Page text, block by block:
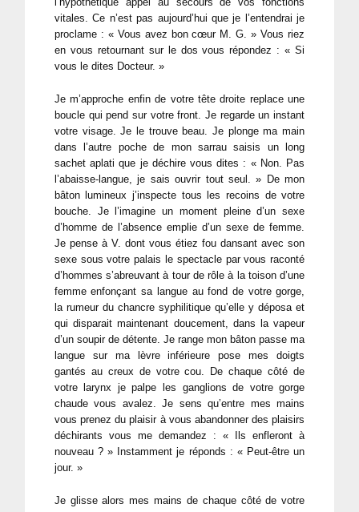
vitales. Ce n’est pas aujourd’hui que je l’entendrai je
proclame : « Vous avez bon cœur M. G. » Vous riez
en vous retournant sur le dos vous répondez : « Si
vous le dites Docteur. »
Je m’approche enfin de votre tête droite replace une
boucle qui pend sur votre front. Je regarde un instant
votre visage. Je le trouve beau. Je plonge ma main
dans l’autre poche de mon sarrau saisis un long
sachet aplati que je déchire vous dites : « Non. Pas
l’abaisse-langue, je sais ouvrir tout seul. » De mon
bâton lumineux j’inspecte tous les recoins de votre
bouche. Je l’imagine un moment pleine d’un sexe
d’homme de l’absence emplie d’un sexe de femme.
Je pense à V. dont vous étiez fou dansant avec son
sexe sous votre palais le spectacle par vous raconté
d’hommes s’abreuvant à tour de rôle à la toison d’une
femme enfonçant sa langue au fond de votre gorge,
la rumeur du chancre syphilitique qu’elle y déposa et
qui disparait maintenant doucement, dans la vapeur
d’un soupir de détente. Je range mon bâton passe ma
langue sur ma lèvre inférieure pose mes doigts
gantés au creux de votre cou. De chaque côté de
votre larynx je palpe les ganglions de votre gorge
chaude vous avalez. Je sens qu’entre mes mains
vous prenez du plaisir à vous abandonner des plaisirs
déchirants vous me demandez : « Ils enfleront à
nouveau ? » Instamment je réponds : « Peut-être un
jour. »
Je glisse alors mes mains de chaque côté de votre